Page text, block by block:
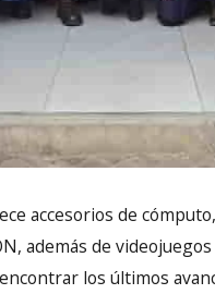
accesorios de
además de
los últimos